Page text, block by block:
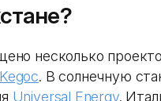
несколько
Kegoc. В солнечную
Universal Energy.